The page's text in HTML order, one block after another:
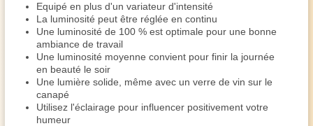
Equipé en plus d'un variateur d'intensité
La luminosité peut être réglée en continu
Une luminosité de 100 % est optimale pour une bonne
ambiance de travail
Une luminosité moyenne convient pour finir la journée
en beauté le soir
Une lumière solide, même avec un verre de vin sur le
canapé
Utilisez l'éclairage pour influencer positivement votre
humeur